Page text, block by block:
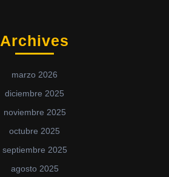
Archives
marzo 2026
diciembre 2025
noviembre 2025
octubre 2025
septiembre 2025
agosto 2025